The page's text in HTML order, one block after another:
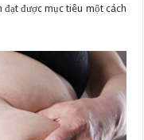
được mục tiêu một cách